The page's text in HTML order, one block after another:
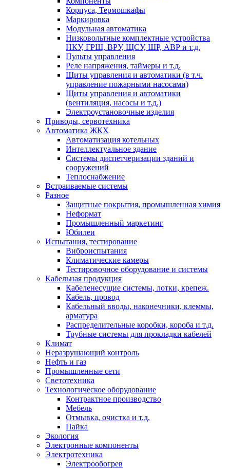
Корпуса, Термошкафы
Маркировка
Модульная автоматика
Низковольтные комплектные устройства
НКУ, ГРЩ, ВРУ, ЩСУ, ШР, АВР и т.д.
Пульты управления
Реле напряжения, таймеры и т.д.
Щиты управления и автоматики (в т.ч.
управление пожарными насосами)
Щиты управления и автоматики
(вентиляция, насосы и т.д.)
Электроустановочные изделия
Приводы, сервотехника
Автоматика ЖКХ
Автоматизация котельных
Интеллектуальное здание
Системы диспетчеризации зданий и
сооружений
Теплоснабжение
Встраиваемые системы
Разное
Защитные покрытия, промышленная химия
Неформат
Промышленный маркетинг
Юбилеи
Испытания, тестирование
Виброиспытания
Климатические камеры
Тестировочное оборудование и системы
Кабельная продукция
Кабеленесущие системы, лотки, крепеж.
Кабель, провод
Кабельный вводы, наконечники, клеммы,
арматура
Распределительные коробки, короба и т.д.
Трубные системы для прокладки кабелей
Климат
Неразрушающий контроль
Нефть и газ
Промышленные сети
Светотехника
Технологическое оборудование
Контрактное производство
Мебель
Отмывка, очистка и т.д.
Пайка
Экология
Электронные компоненты
Электротехника
Электрообогрев